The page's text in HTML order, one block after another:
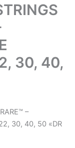
30, 40,
–
30, 40, 50 «DR